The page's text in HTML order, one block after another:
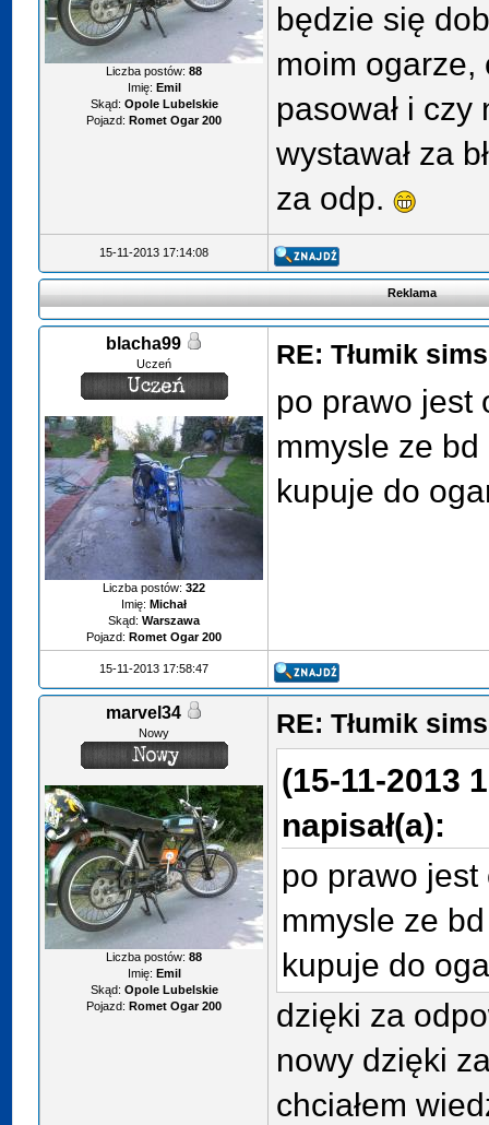
Liczba postów:88
Imię: Emil
Skąd: Opole Lubelskie
Pojazd: Romet Ogar 200
będzie się
moim ogarze,
pasował i
wystawał za
za odp.
15-11-2013 17:14:08
Reklama
blacha99
Uczeń
Liczba postów:322
Imię: Michał
Skąd: Warszawa
Pojazd: Romet Ogar 200
RE: Tłumik
po prawo jest
mmysle ze bd
kupuje do
15-11-2013 17:58:47
marvel34
Nowy
Liczba postów:88
Imię: Emil
Skąd: Opole Lubelskie
Pojazd: Romet Ogar 200
RE: Tłumik
(15-11-2013
napisał(a):
po prawo
mmysle ze
kupuje do
dzięki za
nowy dzięki
chciałem